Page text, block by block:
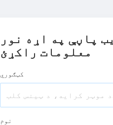
پاڼې په اړه نور
معلومات راکړئ
کټګوري
نوم